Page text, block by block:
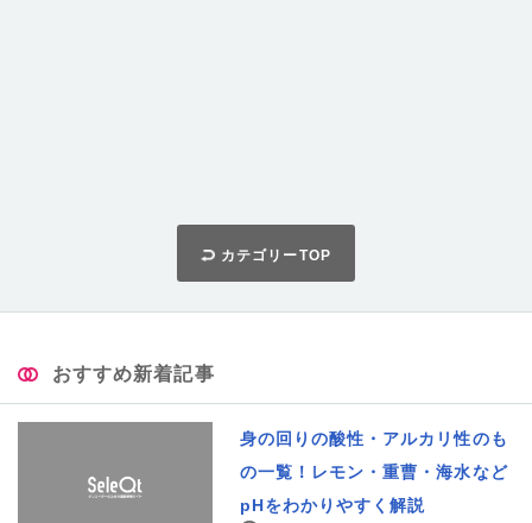
カテゴリーTOP
おすすめ新着記事
身の回りの酸性・アルカリ性のも
の一覧！レモン・重曹・海水など
pHをわかりやすく解説